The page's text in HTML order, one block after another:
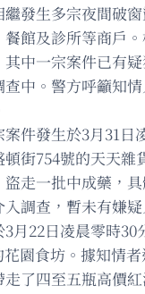
發生多宗夜間破
館及診所等商戶
中一宗案件已有
中。警方呼籲知
件發生於3月31日
街754號的天天雜
走一批中成藥，
調查，暫未有嫌疑
月22日凌晨零時30
園食坊。據知情
了四至五瓶高價